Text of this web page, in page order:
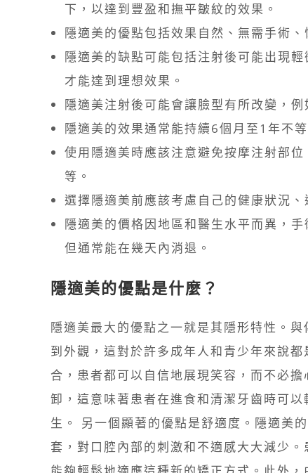
下，以達到豐盈和撫平皺紋的效果。
隱適美的優點包括效果自然、無需手術
隱適美的缺點可能包括注射後可能出現
才能達到理想效果。
隱適美注射後可能會讓臉型有所改變，
隱適美的效果通常能持續6個月至1年不
使用隱適美時應該注意避免按摩注射部
等。
選擇隱適美前應該考慮自己的健康狀況
隱適美的價格因地區和醫生水平而異，
但通常能在幾天內消退。
隱適美的優點是什麼？
隱適美最大的優點之一就是其隱形特性。
到外觀，這對於許多成年人和青少年來說
合，患者都可以自信地展現笑容，而不必
卸，這意味著患者在進食和清潔牙齒時可
生。 另一個顯著的優點是舒適度。隱適美
套，對口腔內部的刺激和不適感大大減少